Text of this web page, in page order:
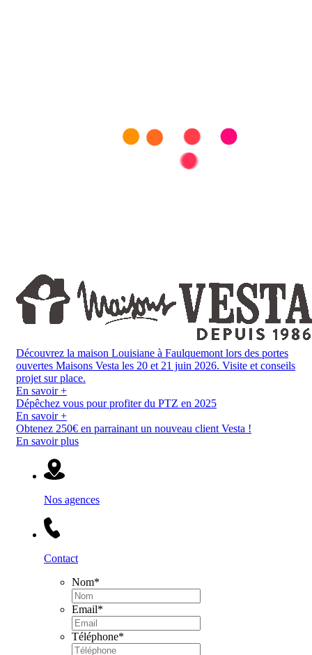
Découvrez la maison Louisiane à Faulquemont lors des portes
ouvertes Maisons Vesta les 20 et 21 juin 2026. Visite et conseils
projet sur place.
En savoir +
Dépêchez vous pour profiter du PTZ en 2025
En savoir +
Obtenez 250€ en parrainant un nouveau client Vesta !
En savoir plus
Nos agences
Contact
Nom*
Email*
Téléphone*